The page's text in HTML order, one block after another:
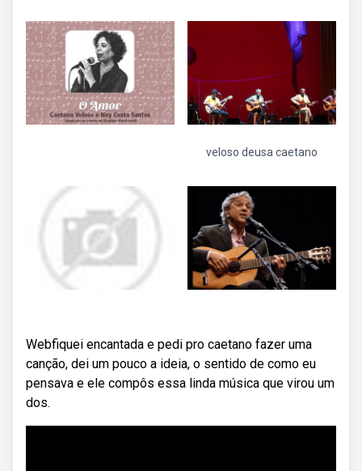
veloso deusa caetano
Webfiquei encantada e pedi pro caetano fazer uma
canção, dei um pouco a ideia, o sentido de como eu
pensava e ele compôs essa linda música que virou um
dos.